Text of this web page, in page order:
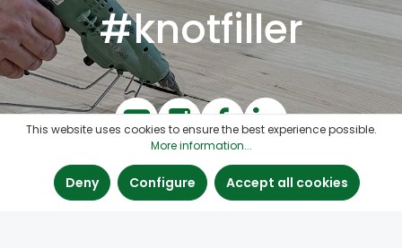
#knotfiller
This website uses cookies to ensure the best experience possible.
More information...
Deny Configure Accept all cookies